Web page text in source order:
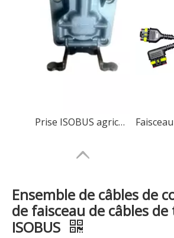
Prise ISOBUS agricole 9 broches, types maître/esclave/passage disponibles
Ensemble de câbles de
de faisceau de câbles
ISOBUS